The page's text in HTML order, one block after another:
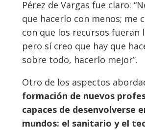
Pérez de Vargas fue claro:
que hacerlo con menos; me
con que los recursos fueran
pero sí creo que hay que
sobre todo, hacerlo mejor”.
Otro de los aspectos
formación de nuevos
capaces de desenvolverse
mundos: el sanitario y el